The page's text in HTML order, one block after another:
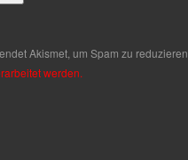
Akismet, um Spam zu reduzieren.
werden.